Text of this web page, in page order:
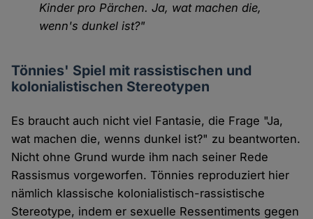
Kinder pro Pärchen. Ja, wat machen die,
wenn's dunkel ist?"
Tönnies' Spiel mit rassistischen und
kolonialistischen Stereotypen
Es braucht auch nicht viel Fantasie, die Frage "Ja,
wat machen die, wenns dunkel ist?" zu beantworten.
Nicht ohne Grund wurde ihm nach seiner Rede
Rassismus vorgeworfen. Tönnies reproduziert hier
nämlich klassische kolonialistisch-rassistische
Stereotype, indem er sexuelle Ressentiments gegen